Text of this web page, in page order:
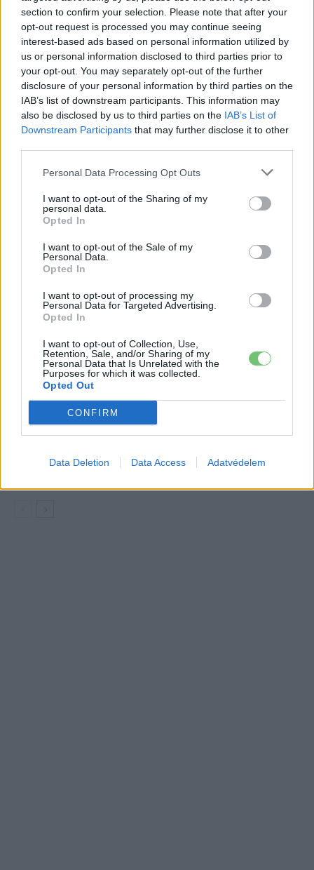
section to confirm your selection. Please note that after your
opt-out request is processed you may continue seeing
interest-based ads based on personal information utilized by
us or personal information disclosed to third parties prior to
your opt-out. You may separately opt-out of the further
disclosure of your personal information by third parties on the
IAB’s list of downstream participants. This information may
also be disclosed by us to third parties on the IAB’s List of
Downstream Participants that may further disclose it to other
Personal Data Processing Opt Outs
I want to opt-out of the Sharing of my
personal data.
Opted In
I want to opt-out of the Sale of my
Personal Data.
Opted In
I want to opt-out of processing my
Personal Data for Targeted Advertising.
Opted In
I want to opt-out of Collection, Use,
Retention, Sale, and/or Sharing of my
Personal Data that Is Unrelated with the
Purposes for which it was collected.
Opted Out
CONFIRM
Data Deletion Data Access Adatvédelem
Eriqo
kütyü és immár e-autó rajongó!
KAPCSOLÓDÓ CIKKEK
Dánia utolérte Norvégiát: már náluk is
az emberek
150 milliárd eurót bukhat Európa, ha
nem szabadul a kínai akkumulátoroktól
németek, hogy lekörözzék a kínai LFP-